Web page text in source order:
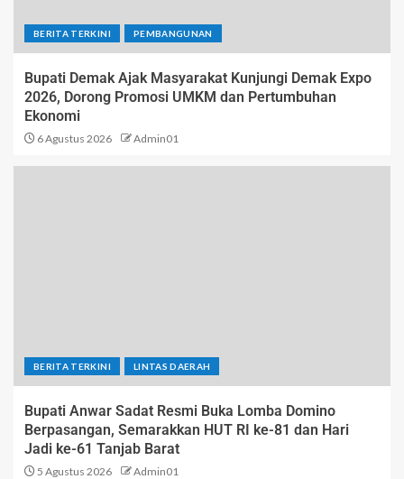
BERITA TERKINI PEMBANGUNAN
Bupati Demak Ajak Masyarakat Kunjungi Demak Expo
2026, Dorong Promosi UMKM dan Pertumbuhan
Ekonomi
6 Agustus 2026 Admin01
BERITA TERKINI LINTAS DAERAH
Bupati Anwar Sadat Resmi Buka Lomba Domino
Berpasangan, Semarakkan HUT RI ke-81 dan Hari
Jadi ke-61 Tanjab Barat
5 Agustus 2026 Admin01